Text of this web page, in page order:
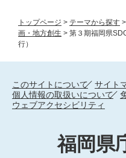
トップページ > テーマから探す >
画・地方創生 > 第３期福岡県
行）
このサイトについて
サイト
個人情報の取扱いについて
ウェブアクセシビリティ
福岡県